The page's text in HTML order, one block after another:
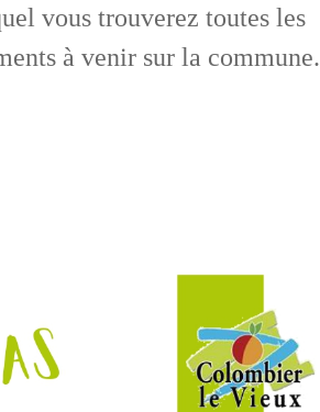
vous trouverez toutes les
à venir sur la commune.